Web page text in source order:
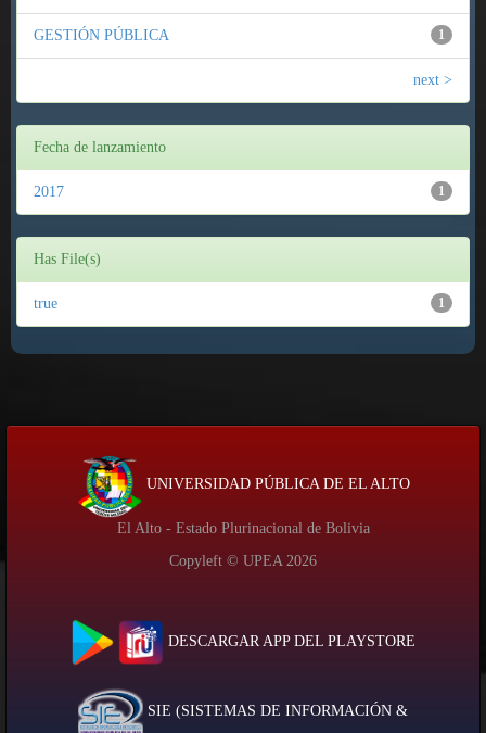
1
GESTIÓN PÚBLICA
next >
Fecha de lanzamiento
1
2017
Has File(s)
1
true
UNIVERSIDAD PÚBLICA DE EL ALTO
El Alto - Estado Plurinacional de Bolivia
Copyleft © UPEA 2026
DESCARGAR APP DEL PLAYSTORE
SIE (SISTEMAS DE INFORMACIÓN &